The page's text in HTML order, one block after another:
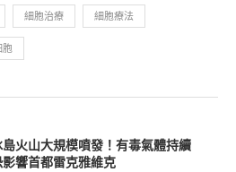
細胞治療 細胞療法
胞
火山大規模噴發！有毒氣體持續
響首都雷克雅維克